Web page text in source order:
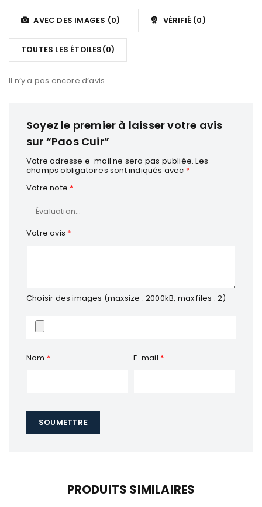
1
sur
5
AVEC DES IMAGES (0) VÉRIFIÉ (0)
TOUTES LES ÉTOILES(0)
Il n’y a pas encore d’avis.
Soyez le premier à laisser votre avis
sur “Paos Cuir”
Votre adresse e-mail ne sera pas publiée. Les
champs obligatoires sont indiqués avec *
Votre note *
Votre avis *
Choisir des images (maxsize : 2000kB, max files : 2)
Nom * E-mail *
PRODUITS SIMILAIRES